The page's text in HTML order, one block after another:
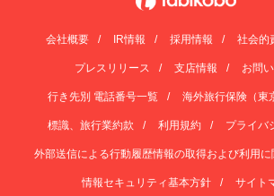
会社概要 IR情報 採用情報 社会的
プレスリリース 支店情報 お問
行き先別 電話番号一覧 海外旅行保険（東
標識、旅行業約款 利用規約 プライバ
外部送信による行動履歴情報の取得および利用
情報セキュリティ基本方針 サイト